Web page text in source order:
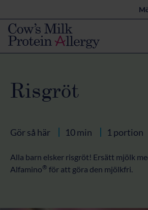
Risgröt
Gör så här 10 min 1 portion
Alla barn elsker risgröt! Ersätt mjölk
Alfamino® för att göra den mjölkfri.